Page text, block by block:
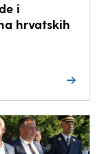
i
hrvatskih